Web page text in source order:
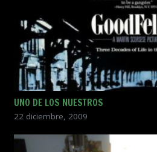
UNO DE LOS NUESTROS
22 diciembre, 2009